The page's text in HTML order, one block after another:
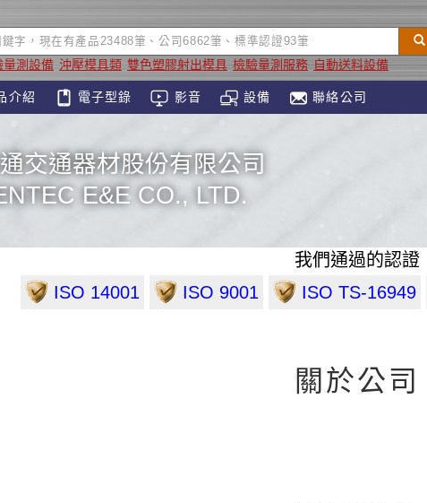
量測設備 沖壓模具類 雙色塑膠射出模具 檢驗量測服務 自動送料設備
介紹 電子型錄 影音 設備 聯絡公司
交通器材股份有限公司
E&E CO., LTD.
我們通過的認證
ISO 14001
ISO 9001 ISO TS-16949
關於公司